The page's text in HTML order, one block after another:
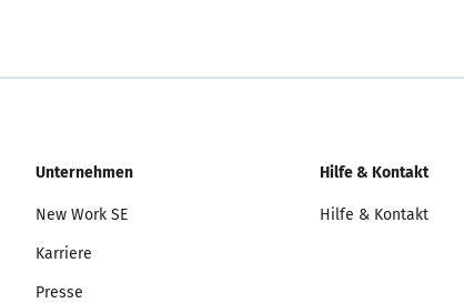
Unternehmen
New Work SE
Karriere
Presse
Hilfe & Kontakt
Hilfe & Kontakt